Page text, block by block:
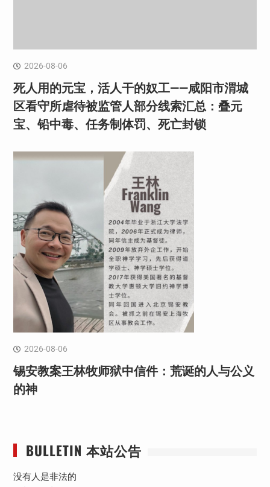
2026-08-06
死人用的元宝，活人干的奴工——咸阳市渭城
区看守所虐待被监管人部分线索汇总：叠元
宝、铅中毒、任务制体罚、死亡封锁
2026-08-06
锡安教案王林牧师狱中信件：荒诞的人与公义
的神
BULLETIN 本站公告
没有人是非法的